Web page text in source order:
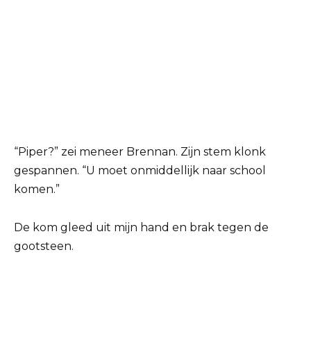
“Piper?” zei meneer Brennan. Zijn stem klonk
gespannen. “U moet onmiddellijk naar school
komen.”
De kom gleed uit mijn hand en brak tegen de
gootsteen.